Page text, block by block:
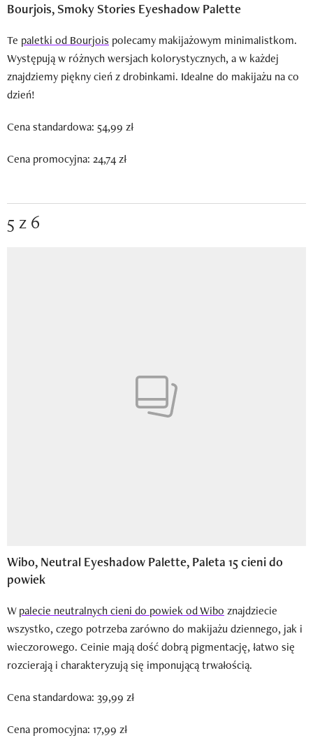
Bourjois, Smoky Stories Eyeshadow Palette
Te paletki od Bourjois polecamy makijażowym minimalistkom.
Występują w różnych wersjach kolorystycznych, a w każdej
znajdziemy piękny cień z drobinkami. Idealne do makijażu na co
dzień!
Cena standardowa: 54,99 zł
Cena promocyjna: 24,74 zł
5 z 6
Wibo, Neutral Eyeshadow Palette, Paleta 15 cieni do
powiek
Wpalecie neutralnych cieni do powiek od Wibo znajdziecie
wszystko, czego potrzeba zarówno do makijażu dziennego, jak i
wieczorowego. Ceinie mają dość dobrą pigmentację, łatwo się
rozcierają i charakteryzują się imponującą trwałością.
Cena standardowa: 39,99 zł
Cena promocyjna: 17,99 zł